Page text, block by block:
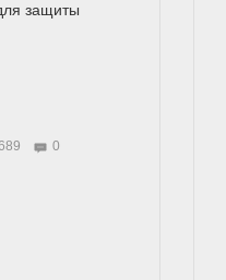
защиты
0